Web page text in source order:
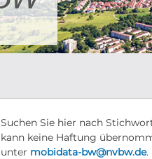
Suchen Sie hier nach
kann keine Haftung
unter mobidata-bw@nvbw.de.